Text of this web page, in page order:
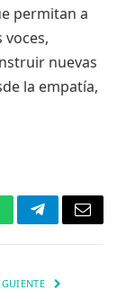
permitan a
voces,
nuevas
la empatía,
TelegramaCorreo